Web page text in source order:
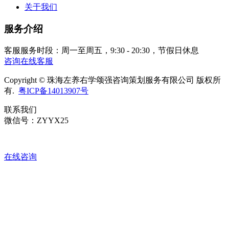
关于我们
服务介绍
客服服务时段：周一至周五，9:30 - 20:30，节假日休息
咨询在线客服
Copyright © 珠海左养右学颂强咨询策划服务有限公司 版权所
有. 粤ICP备14013907号
联系我们
微信号：ZYYX25
在线咨询